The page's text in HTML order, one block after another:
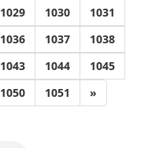
1029 1030
1031
1036 1037
1038
1043 1044
1045
1050 1051 »